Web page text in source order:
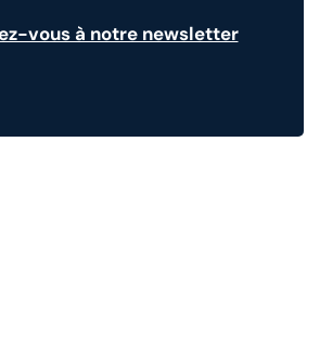
vous à notre newsletter